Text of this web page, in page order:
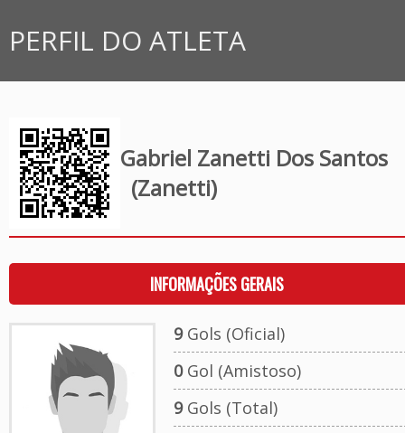
PERFIL DO ATLETA
Gabriel Zanetti Dos Santos
(Zanetti)
INFORMAÇÕES GERAIS
9Gols (Oficial)
0Gol (Amistoso)
9Gols (Total)